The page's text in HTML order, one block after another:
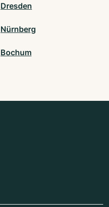
Dresden
Nürnberg
Bochum